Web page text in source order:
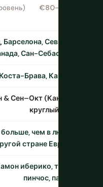
€80–150 /
Севилья,
Сан-Себастьян
Брава, Канары
Сен–Окт (Канары:
круглый год)
чем в любой
стране Европы
иберико, тапас,
пинчос, паэлья